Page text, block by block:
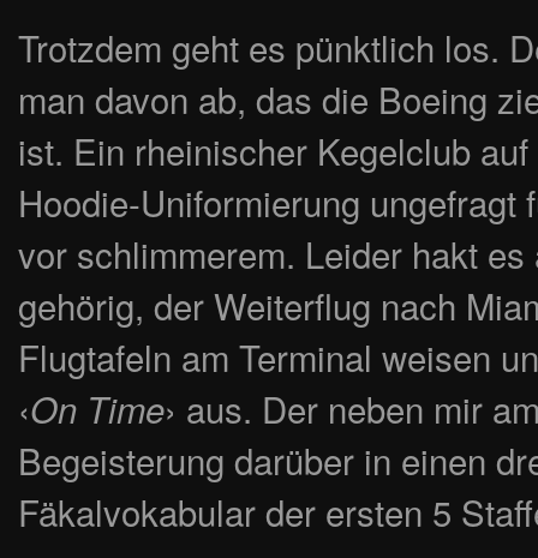
Trotzdem geht es pünktlich los.
man davon ab, das die Boeing
ist. Ein rheinischer Kegelclub
Hoodie-Uniformierung
vor schlimmerem. Leider hakt
gehörig, der Weiterflug nach
Flugtafeln am Terminal weisen
‹On Time› aus. Der neben mir
Begeisterung darüber in einen
Fäkalvokabular der ersten 5